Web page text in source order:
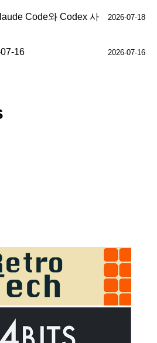
Code와 Codex 사
2026-07-18
16 2026-07-16